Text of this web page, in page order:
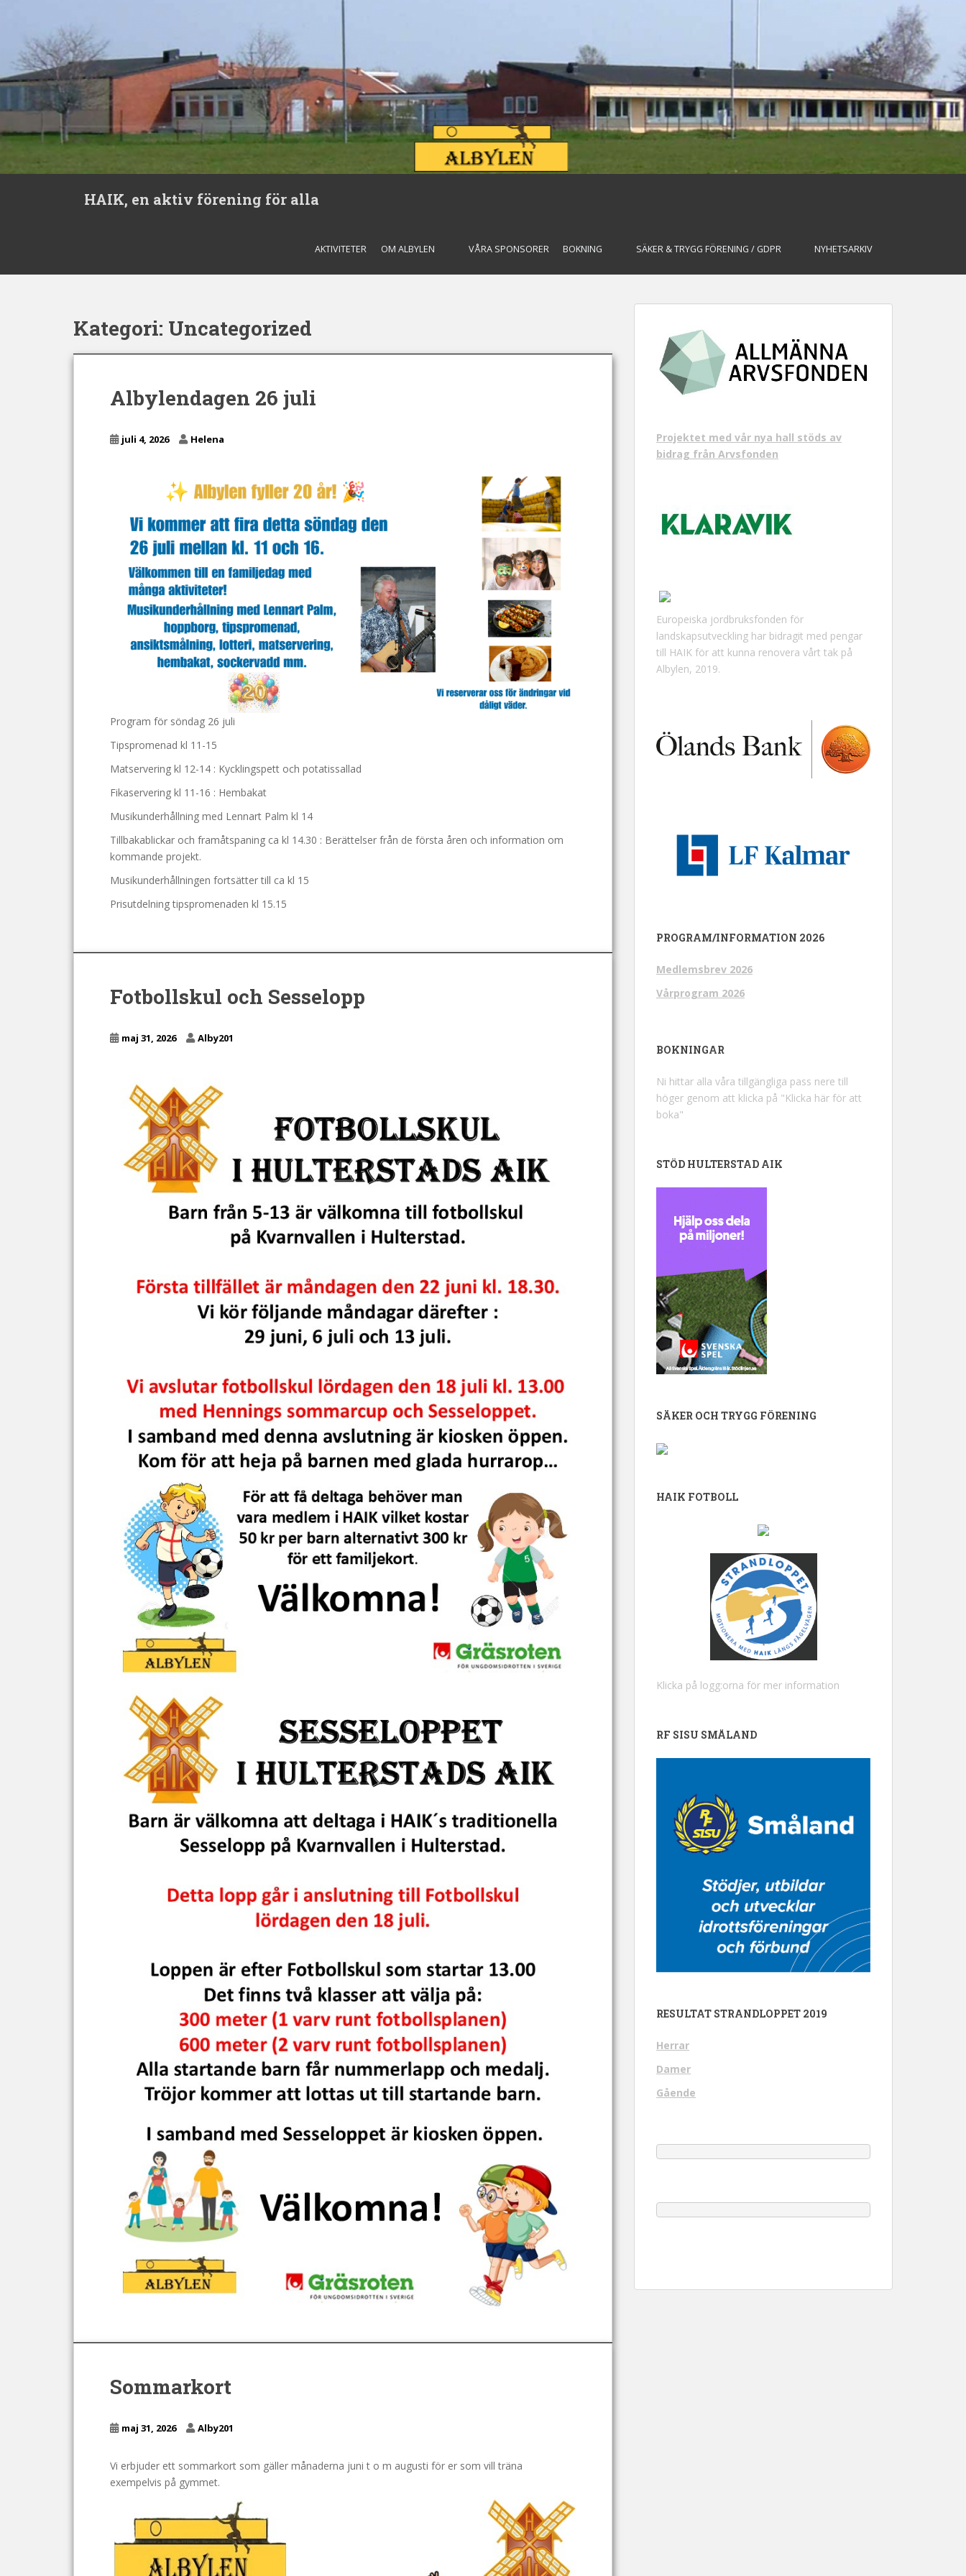
HAIK, en aktiv förening för alla
AKTIVITETER OM ALBYLEN VÅRA SPONSORER BOKNING SÄKER & TRYGG FÖRENING / GDPR NYHETSARKIV
Kategori: Uncategorized
Albylendagen 26 juli
juli 4, 2026 Helena
Program för söndag 26 juli
Tipspromenad kl 11-15
Matservering kl 12-14 : Kycklingspett och potatissallad
Fikaservering kl 11-16 : Hembakat
Musikunderhållning med Lennart Palm kl 14
Tillbakablickar och framåtspaning ca kl 14.30 : Berättelser från de första åren och information om
kommande projekt.
Musikunderhållningen fortsätter till ca kl 15
Prisutdelning tipspromenaden kl 15.15
Fotbollskul och Sesselopp
maj 31, 2026 Alby201
Sommarkort
maj 31, 2026 Alby201
Vi erbjuder ett sommarkort som gäller månaderna juni t o m augusti för er som vill träna
exempelvis på gymmet.
Projektet med vår nya hall stöds av
bidrag från Arvsfonden
Europeiska jordbruksfonden för
landskapsutveckling har bidragit med pengar
till HAIK för att kunna renovera vårt tak på
Albylen, 2019.
PROGRAM/INFORMATION 2026
Medlemsbrev 2026
Vårprogram 2026
BOKNINGAR
Ni hittar alla våra tillgängliga pass nere till
höger genom att klicka på "Klicka här för att
boka"
STÖD HULTERSTAD AIK
SÄKER OCH TRYGG FÖRENING
HAIK FOTBOLL
Klicka på logg:orna för mer information
RF SISU SMÅLAND
RESULTAT STRANDLOPPET 2019
Herrar
Damer
Gående